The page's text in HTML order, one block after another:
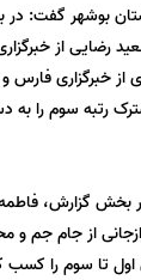
بوشهر گفت: در
رضایی از
از خبرگزاری فارس
رتبه سوم را به
بخش گزارش،
از جام جم و
اول تا سوم را کسب